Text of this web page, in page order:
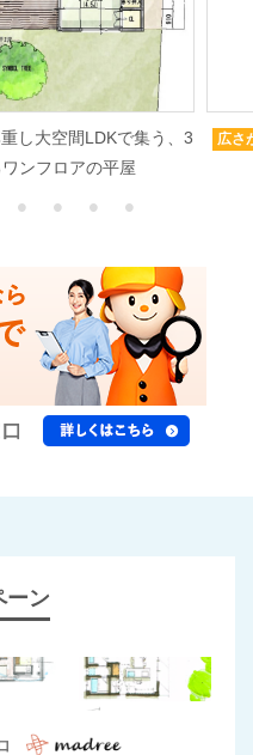
し大空間LDKで集う、3
ンフロアの平屋
広さ
ーン